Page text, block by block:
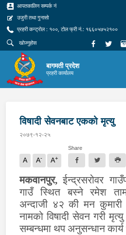
आपतकालिन सम्पर्क नं
उजुरी तथा गुनासो
प्रहरी कन्ट्रोल : १००, टोल फ्री नं.: १६६०५७५२१००
बागमती प्रदेश
प्रहरी कार्यालय
विषादी सेवनबाट एकको मृत्यु
२०७९-१२-२५
A A- A+
Share
मकवानपुर, ईन्द्रसरोवर
गाउँ स्थित बस्ने रमेश
अन्दाजी ४२ की मन कुमारी
नामको विषादी सेवन गरी
सम्बन्धमा थप अनुसन्धान